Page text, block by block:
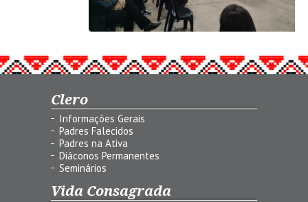
Clero
Informações Gerais
Padres Falecidos
Padres na Ativa
Diáconos Permanentes
Seminários
Vida Consagrada